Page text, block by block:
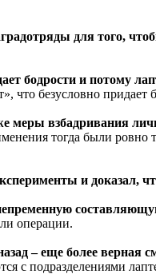
для того,
бодрости и потому
что безусловно придает
меры взбадривания
тогда были
и доказал,
операции.
– еще более верная
с подразделениями